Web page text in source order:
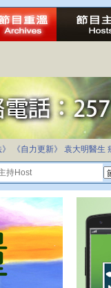
制
《自力更新》 袁大明醫生